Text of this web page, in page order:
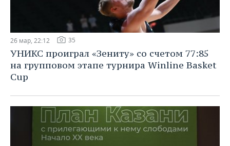
26 мар, 22:12 35
УНИКС проиграл «Зениту» со счетом 77:85
на групповом этапе турнира Winline Basket
Cup